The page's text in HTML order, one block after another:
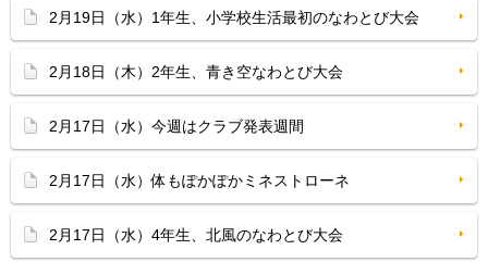
2月19日（水）1年生、小学校生活最初のなわとび大会
2月18日（木）2年生、青き空なわとび大会
2月17日（水）今週はクラブ発表週間
2月17日（水）体もぽかぽかミネストローネ
2月17日（水）4年生、北風のなわとび大会